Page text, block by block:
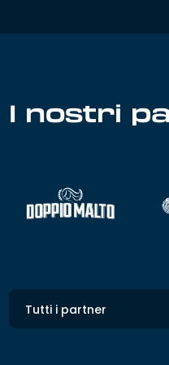
I nostri
Tutti i partner